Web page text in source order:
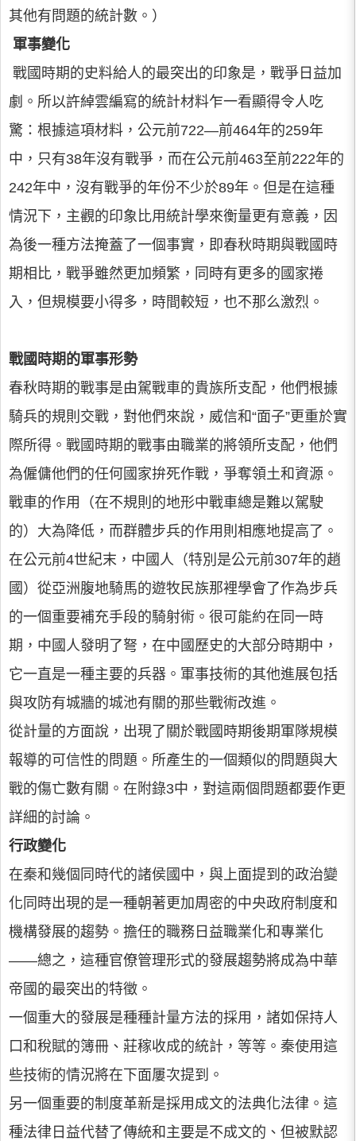
其他有問題的統計數。）
軍事變化
戰國時期的史料給人的最突出的印象是，戰爭日益加
劇。所以許綽雲編寫的統計材料乍一看顯得令人吃
驚：根據這項材料，公元前722—前464年的259年
中，只有38年沒有戰爭，而在公元前463至前222年的
242年中，沒有戰爭的年份不少於89年。但是在這種
情況下，主觀的印象比用統計學來衡量更有意義，因
為後一種方法掩蓋了一個事實，即春秋時期與戰國時
期相比，戰爭雖然更加頻繁，同時有更多的國家捲
入，但規模要小得多，時間較短，也不那么激烈。
戰國時期的軍事形勢
春秋時期的戰事是由駕戰車的貴族所支配，他們根據
騎兵的規則交戰，對他們來說，威信和“面子”更重於實
際所得。戰國時期的戰事由職業的將領所支配，他們
為僱傭他們的任何國家拚死作戰，爭奪領土和資源。
戰車的作用（在不規則的地形中戰車總是難以駕駛
的）大為降低，而群體步兵的作用則相應地提高了。
在公元前4世紀末，中國人（特別是公元前307年的趙
國）從亞洲腹地騎馬的遊牧民族那裡學會了作為步兵
的一個重要補充手段的騎射術。很可能約在同一時
期，中國人發明了弩，在中國歷史的大部分時期中，
它一直是一種主要的兵器。軍事技術的其他進展包括
與攻防有城牆的城池有關的那些戰術改進。
從計量的方面說，出現了關於戰國時期後期軍隊規模
報導的可信性的問題。所產生的一個類似的問題與大
戰的傷亡數有關。在附錄3中，對這兩個問題都要作更
詳細的討論。
行政變化
在秦和幾個同時代的諸侯國中，與上面提到的政治變
化同時出現的是一種朝著更加周密的中央政府制度和
機構發展的趨勢。擔任的職務日益職業化和專業化
——總之，這種官僚管理形式的發展趨勢將成為中華
帝國的最突出的特徵。
一個重大的發展是種種計量方法的採用，諸如保持人
口和稅賦的簿冊、莊稼收成的統計，等等。秦使用這
些技術的情況將在下面屢次提到。
另一個重要的制度革新是採用成文的法典化法律。這
種法律日益代替了傳統和主要是不成文的、但被默認